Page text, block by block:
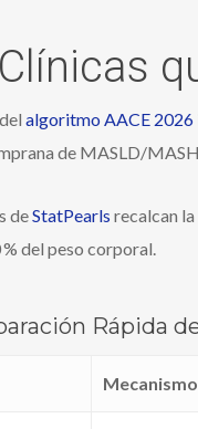
algoritmo AACE 2026
de MASLD/
deStatPearls recalcan
del peso corporal.
Rápida
Mecanismo